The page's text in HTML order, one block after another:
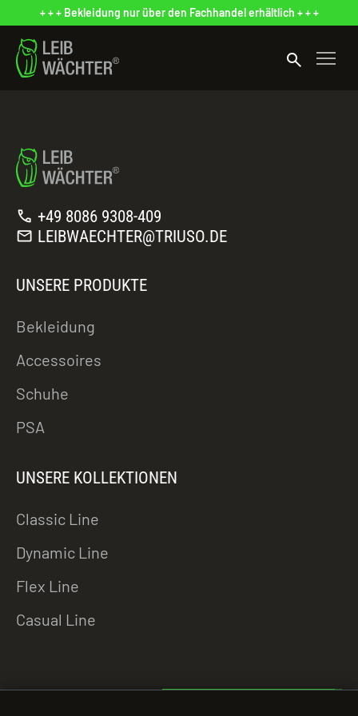
+ + + Bekleidung nur über den Fachhandel erhältlich + + +
search
call +49 8086 9308-409
mail LEIBWAECHTER@TRIUSO.DE
UNSERE PRODUKTE
Bekleidung
Accessoires
Schuhe
PSA
UNSERE KOLLEKTIONEN
Classic Line
Dynamic Line
Flex Line
Casual Line